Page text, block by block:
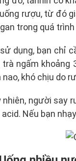
rượu, từ đó
trong quá
dụng, bạn chỉ
ngấm khoảng
nao, khó chịu do
nhiên, người say
Nếu bạn